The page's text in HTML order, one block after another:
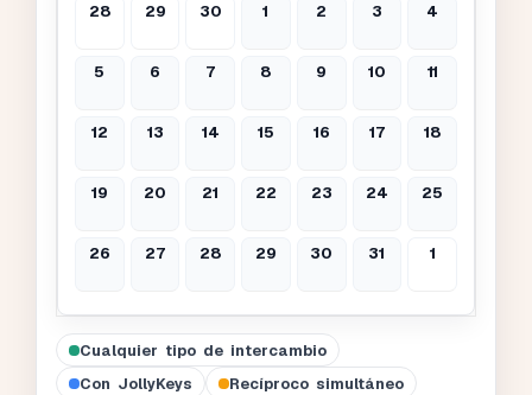
28 29 30 1 2 3 4
5 6 7 8 9 10 11
12 13 14 15 16 17 18
19 20 21 22 23 24 25
26 27 28 29 30 31 1
Cualquier tipo de intercambio
Con JollyKeys
Recíproco simultáneo